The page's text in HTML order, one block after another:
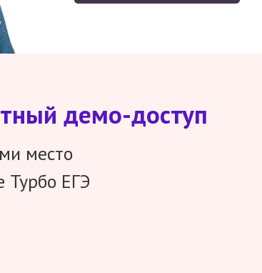
демо-доступ
место
Турбо ЕГЭ